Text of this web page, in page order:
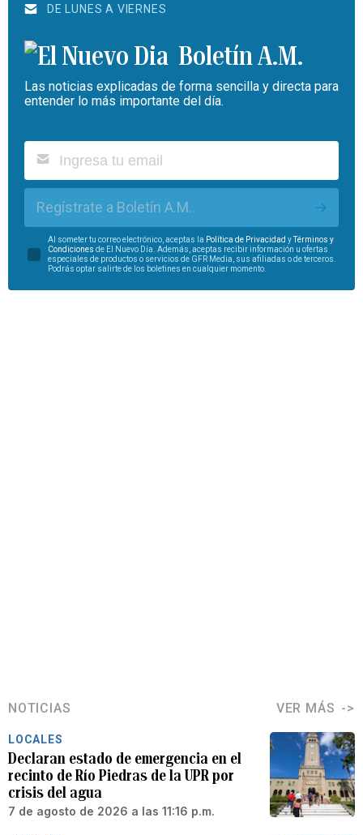
DE LUNES A VIERNES
Boletín A.M.
Las noticias explicadas de forma sencilla y directa para
entender lo más importante del día.
Regístrate a Boletín A.M.
Al someter tu correo electrónico, aceptas la Política de Privacidad yTérminos y
Condiciones de El Nuevo Día. Además, aceptas recibir información u ofertas
especiales de productos o servicios de GFR Media, sus afiliadas o de terceros.
Podrás optar salirte de los boletines en cualquier momento.
NOTICIAS VER MÁS
LOCALES
Declaran estado de emergencia en el
recinto de Río Piedras de la UPR por
crisis del agua
7 de agosto de 2026 a las 11:16 p.m.